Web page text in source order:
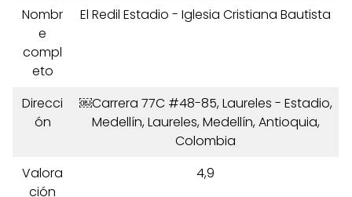
Nombr
e
compl
eto
El Redil Estadio - Iglesia Cristiana Bautista
Direcci
ón
￼Carrera 77C #48-85, Laureles - Estadio,
Medellín, Laureles, Medellín, Antioquia,
Colombia
Valora
ción
4,9